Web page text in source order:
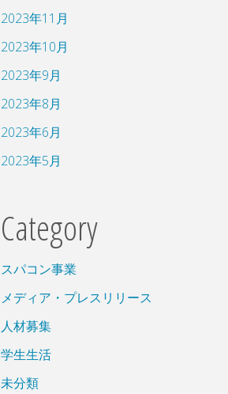
2023年11月
2023年10月
2023年9月
2023年8月
2023年6月
2023年5月
Category
スパコン事業
メディア・プレスリリース
人材募集
学生生活
未分類